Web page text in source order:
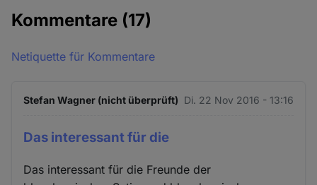
Kommentare (17)
Netiquette für Kommentare
Stefan Wagner (nicht überprüft) Di. 22 Nov 2016 - 13:16
Das interessant für die
Das interessant für die Freunde der